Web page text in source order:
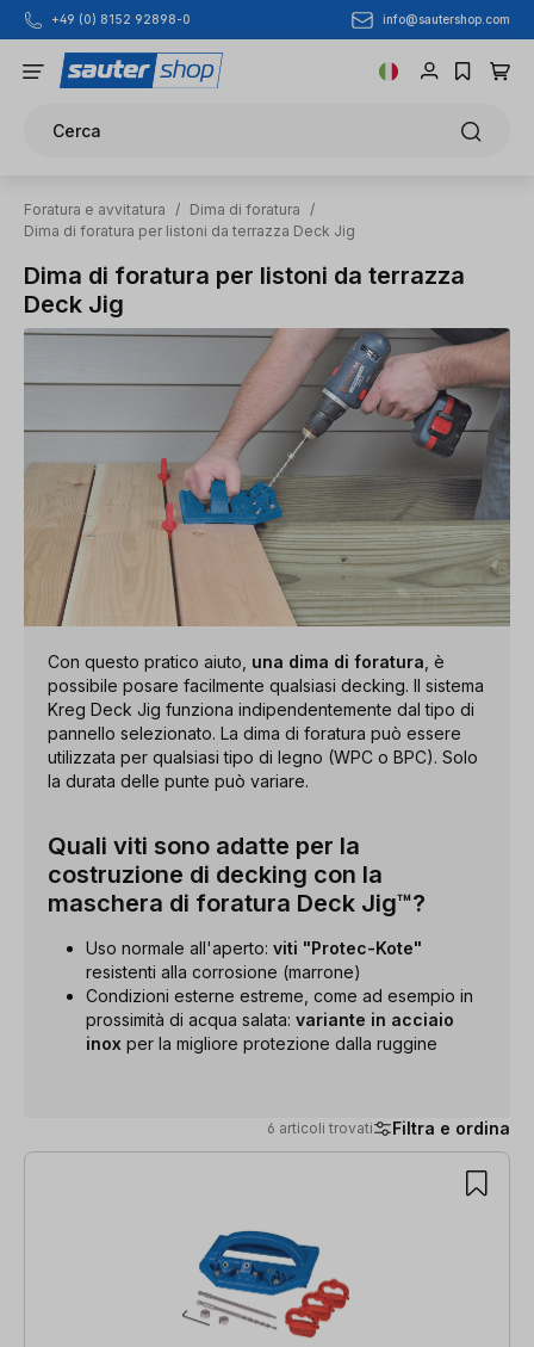
Passa al contenuto principale
+49 (0) 8152 92898-0 info@sautershop.com
Cerca
Foratura e avvitatura / Dima di foratura
/
Dima di foratura per listoni da terrazza Deck Jig
Dima di foratura per listoni da terrazza
Deck Jig
Con questo pratico aiuto, una dima di foratura , è
possibile posare facilmente qualsiasi decking. Il sistema
Kreg Deck Jig funziona indipendentemente dal tipo di
pannello selezionato. La dima di foratura può essere
utilizzata per qualsiasi tipo di legno (WPC o BPC). Solo
la durata delle punte può variare.
Quali viti sono adatte per la
costruzione di decking con la
maschera di foratura Deck Jig™?
Uso normale all'aperto: viti "Protec-Kote"
resistenti alla corrosione (marrone)
Condizioni esterne estreme, come ad esempio in
prossimità di acqua salata: variante in acciaio
inox per la migliore protezione dalla ruggine
6 articoli trovati Filtra e ordina
6 articoli trovati